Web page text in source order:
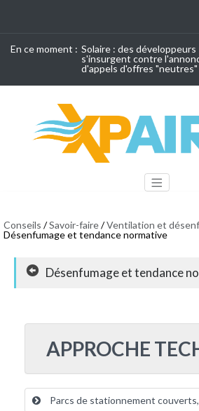
En ce moment : Solaire : des développeurs
s'insurgent contre
d'appels d'offres "neutres"
Conseils /Savoir-faire/Ventilation et
Désenfumage et tendance normative
Désenfumage et tendance
APPROCHE
Parcs de stationnement